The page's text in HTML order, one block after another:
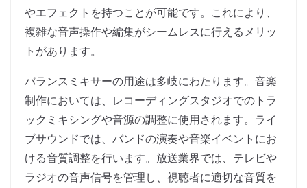
やエフェクトを持つことが可能です。これにより、
複雑な音声操作や編集がシームレスに行えるメリッ
トがあります。
バランスミキサーの用途は多岐にわたります。音楽
制作においては、レコーディングスタジオでのトラ
ックミキシングや音源の調整に使用されます。ライ
ブサウンドでは、バンドの演奏や音楽イベントにお
ける音質調整を行います。放送業界では、テレビや
ラジオの音声信号を管理し、視聴者に適切な音質を